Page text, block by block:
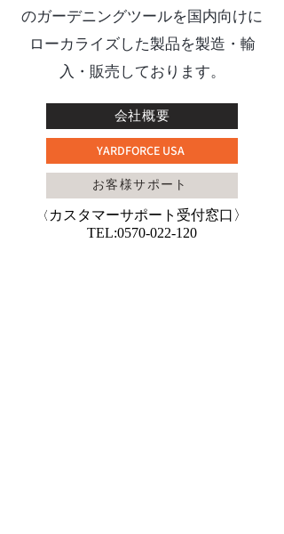
のガーデニングツールを国内向けに
ローカライズした製品を製造・輸
入・販売しております。
会社概要
YARDFORCE USA
お客様サポート
〈 カスタマーサポート受付窓口〉
TEL:0570-022-120